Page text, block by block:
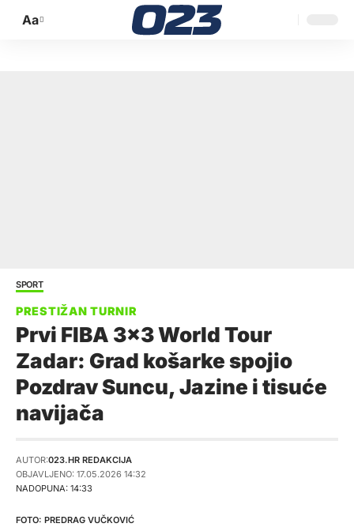
Promijeni
Aa
SPORT
Prvi FIBA 3×3 World Tour
Zadar: Grad košarke spojio
Pozdrav Suncu, Jazine i tisuće
navijača
NADOPUNA: 14:33
AUTOR:023.HR REDAKCIJA
OBJAVLJENO: 17.05.2026 14:32
PREDRAG VUČKOVIĆ